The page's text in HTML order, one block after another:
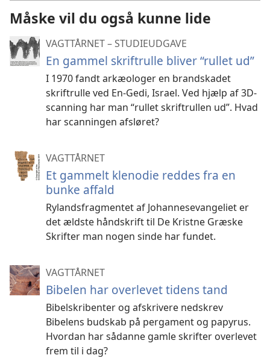
Måske vil du også kunne lide
VAGTTÅRNET – STUDIEUDGAVE
En gammel skriftrulle bliver “rullet ud”
I 1970 fandt arkæologer en brandskadet
skriftrulle ved En-Gedi, Israel. Ved hjælp af 3D-
scanning har man “rullet skriftrullen ud”. Hvad
har scanningen afsløret?
VAGTTÅRNET
Et gammelt klenodie reddes fra en
bunke affald
Rylandsfragmentet af Johannesevangeliet er
det ældste håndskrift til De Kristne Græske
Skrifter man nogen sinde har fundet.
VAGTTÅRNET
Bibelen har overlevet tidens tand
Bibelskribenter og afskrivere nedskrev
Bibelens budskab på pergament og papyrus.
Hvordan har sådanne gamle skrifter overlevet
frem til i dag?